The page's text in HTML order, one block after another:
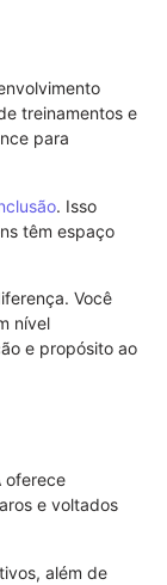
treinamentos e
para
. Isso
têm espaço
Você
nível
e propósito ao
oferece
e voltados
além de